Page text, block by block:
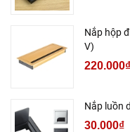
Nắp hộp
V)
220.000₫
Nắp luồn
30.000₫